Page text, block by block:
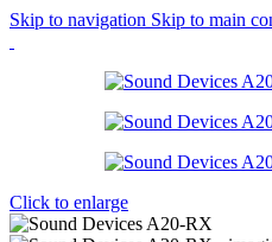
Skip to navigation Skip to main
Click to enlarge